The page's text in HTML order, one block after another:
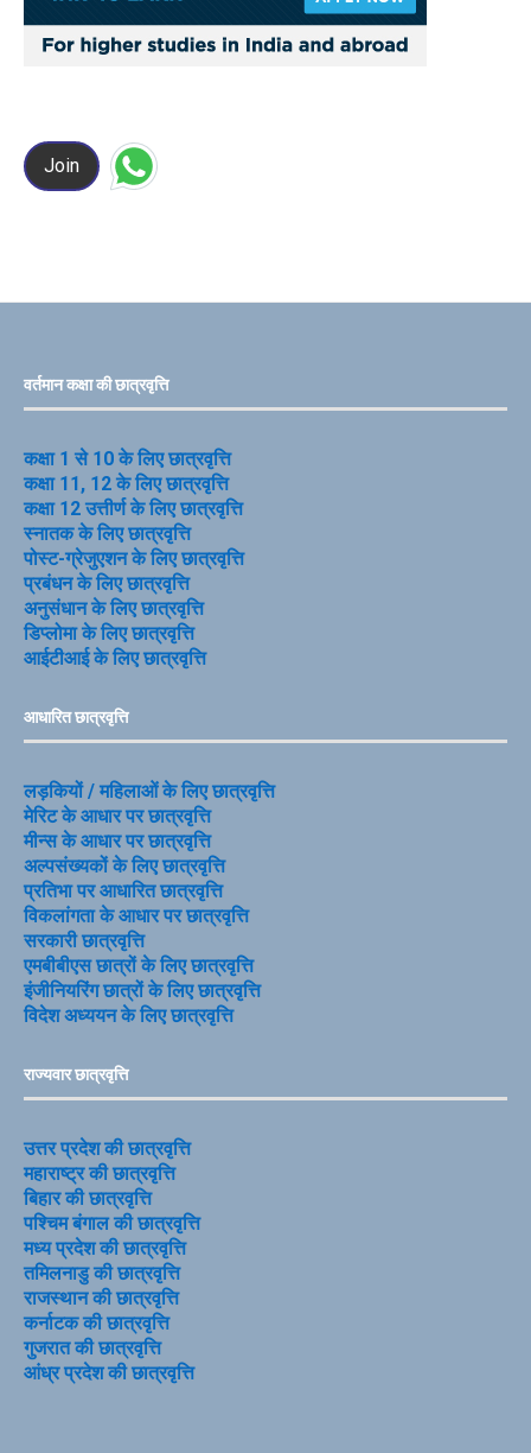
Join
वर्तमान कक्षा की छात्रवृत्ति
कक्षा 1 से 10 के लिए छात्रवृत्ति
कक्षा 11, 12 के लिए छात्रवृत्ति
कक्षा 12 उत्तीर्ण के लिए छात्रवृत्ति
स्नातक के लिए छात्रवृत्ति
पोस्ट-ग्रेजुएशन के लिए छात्रवृत्ति
प्रबंधन के लिए छात्रवृत्ति
अनुसंधान के लिए छात्रवृत्ति
डिप्लोमा के लिए छात्रवृत्ति
आईटीआई के लिए छात्रवृत्ति
आधारित छात्रवृत्ति
लड़कियों / महिलाओं के लिए छात्रवृत्ति
मेरिट के आधार पर छात्रवृत्ति
मीन्स के आधार पर छात्रवृत्ति
अल्पसंख्यकों के लिए छात्रवृत्ति
प्रतिभा पर आधारित छात्रवृत्ति
विकलांगता के आधार पर छात्रवृत्ति
सरकारी छात्रवृत्ति
एमबीबीएस छात्रों के लिए छात्रवृत्ति
इंजीनियरिंग छात्रों के लिए छात्रवृत्ति
विदेश अध्ययन के लिए छात्रवृत्ति
राज्यवार छात्रवृत्ति
उत्तर प्रदेश की छात्रवृत्ति
महाराष्ट्र की छात्रवृत्ति
बिहार की छात्रवृत्ति
पश्चिम बंगाल की छात्रवृत्ति
मध्य प्रदेश की छात्रवृत्ति
तमिलनाडु की छात्रवृत्ति
राजस्थान की छात्रवृत्ति
कर्नाटक की छात्रवृत्ति
गुजरात की छात्रवृत्ति
आंध्र प्रदेश की छात्रवृत्ति